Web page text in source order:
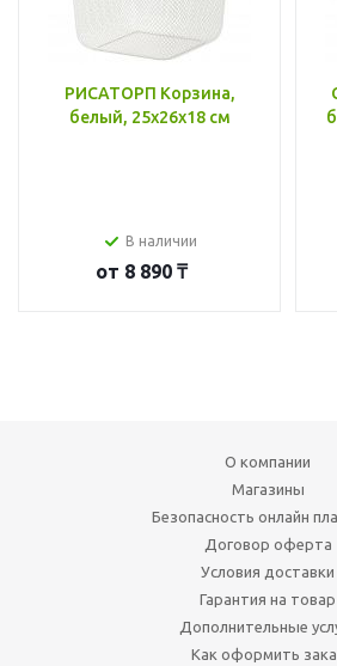
РИСАТОРП Корзина,
белый, 25x26x18 см
В наличии
от 8 890 ₸
О компании
Магазины
Безопасность онлайн
Договор оферта
Условия доставки
Гарантия на товар
Дополнительные
Как оформить